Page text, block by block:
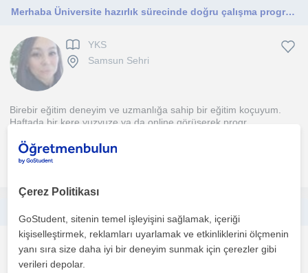
Merhaba Üniversite hazırlık sürecinde doğru çalışma programı , sınav analizi ve program takibi ile başarı bizim olabilir.
YKS
Samsun Sehri
Birebir eğitim deneyim ve uzmanlığa sahip bir eğitim koçuyum.
Haftada bir kere yuzyuze ya da online görüşerek progr...
daha fazlasını gör
YKS
Çerez Politikası
GoStudent, sitenin temel işleyişini sağlamak, içeriği
kişiselleştirmek, reklamları uyarlamak ve etkinliklerini ölçmenin
yanı sıra size daha iyi bir deneyim sunmak için çerezler gibi
verileri depolar.